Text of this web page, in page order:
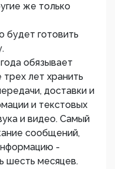
же только
будет готовить
обязывает
лет хранить
доставки и
и текстовых
и видео. Самый
сообщений,
-
шесть месяцев.